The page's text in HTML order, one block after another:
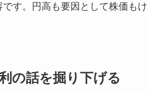
です。円高も要因として株価も
の話を掘り下げる